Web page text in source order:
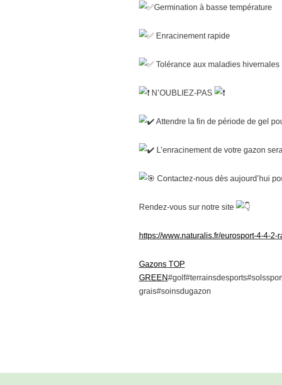
Germination à basse température
Enracinement rapide
Tolérance aux maladies hivernales
N’OUBLIEZ-PAS
Attendre la fin de période de gel
L’enracinement de votre gazon
Contactez-nous dès aujourd’hui
Rendez-vous sur notre site
https://www.naturalis.fr/eurosport-4-4-
Gazons TOP
GREEN
grais#soinsdugazon